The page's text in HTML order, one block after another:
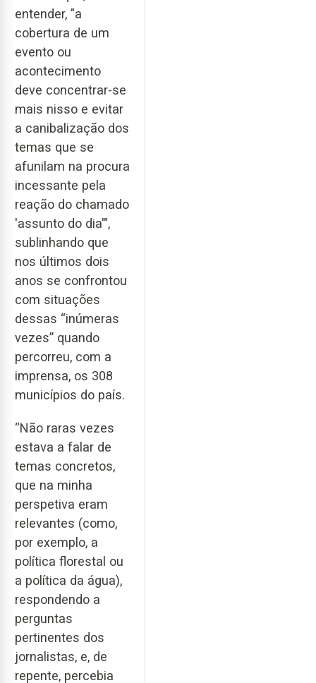
entender, "a
cobertura de um
evento ou
acontecimento
deve concentrar-se
mais nisso e evitar
a canibalização dos
temas que se
afunilam na procura
incessante pela
reação do chamado
'assunto do dia'",
sublinhando que
nos últimos dois
anos se confrontou
com situações
dessas “inúmeras
vezes” quando
percorreu, com a
imprensa, os 308
municípios do país.
“Não raras vezes
estava a falar de
temas concretos,
que na minha
perspetiva eram
relevantes (como,
por exemplo, a
política florestal ou
a política da água),
respondendo a
perguntas
pertinentes dos
jornalistas, e, de
repente, percebia